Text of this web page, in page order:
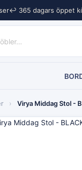
↩︎ 365 dagars öppet
› Virya Middag Stol -